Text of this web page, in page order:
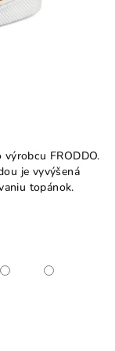
FRODDO.
je vyvýšená
topánok.